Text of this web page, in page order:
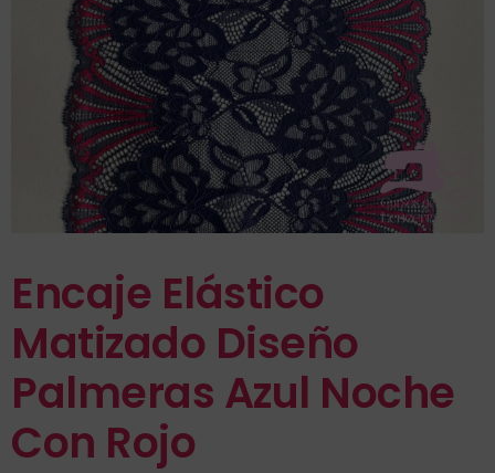
Encaje Elástico
Matizado Diseño
Palmeras Azul Noche
Con Rojo